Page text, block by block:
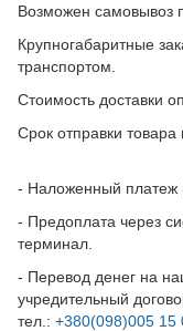
Возможен самовывоз
Крупногабаритные
транспортом.
Стоимость доставки
Срок отправки
- Наложенный платеж
- Предоплата через
терминал.
- Перевод денег на
учредительный
тел.: +380(098)005 15